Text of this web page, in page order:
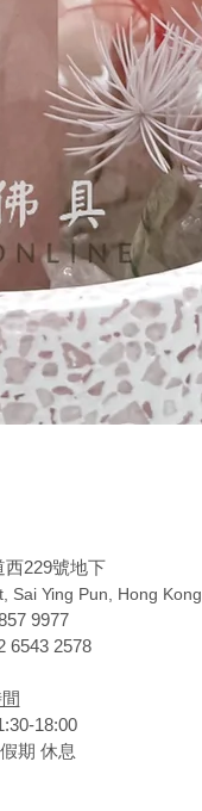
229號地下
Sai Ying Pun, Hong Kong
9977
6543 2578
18:00
期 休息